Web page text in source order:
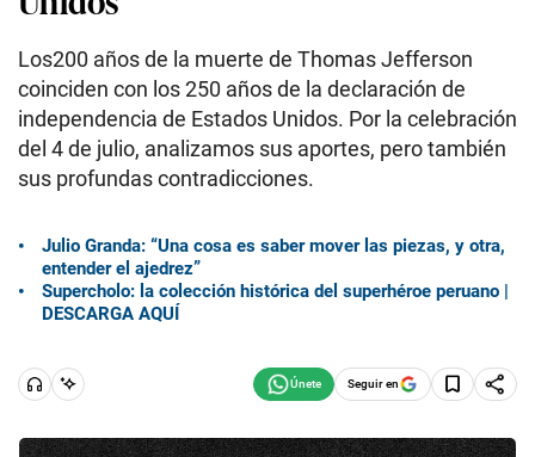
Los200 años de la muerte de Thomas Jefferson
coinciden con los 250 años de la declaración de
independencia de Estados Unidos. Por la celebración
del 4 de julio, analizamos sus aportes, pero también
sus profundas contradicciones.
Julio Granda: “Una cosa es saber mover las piezas, y otra,
entender el ajedrez”
Supercholo: la colección histórica del superhéroe peruano |
DESCARGA AQUÍ
Seguir en